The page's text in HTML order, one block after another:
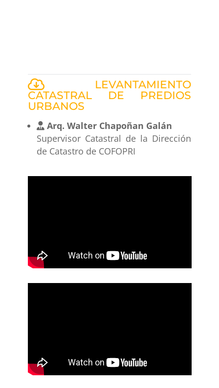
LEVANTAMIENTO
CATASTRAL DE PREDIOS
URBANOS
Arq. Walter Chapoñan Galán
Supervisor Catastral de la Dirección
de Catastro de COFOPRI